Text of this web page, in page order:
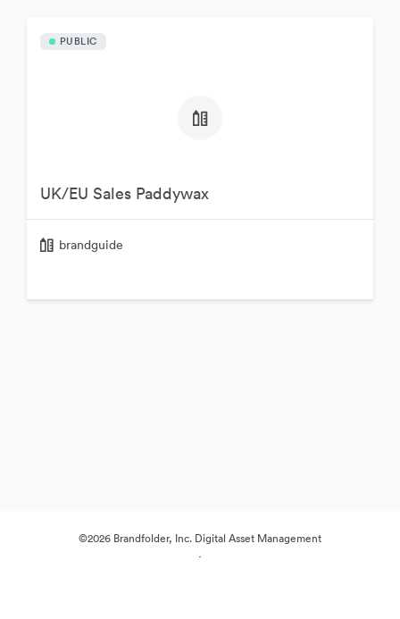
PUBLIC
UK/EU Sales Paddywax
brandguide
©2026 Brandfolder, Inc. Digital Asset Management
·